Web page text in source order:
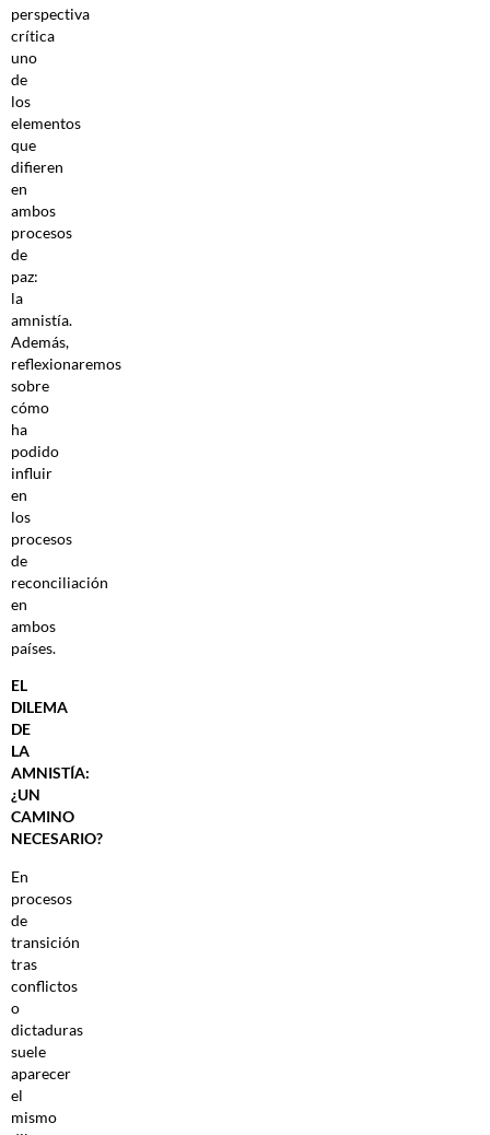
perspectiva
crítica
uno
de
los
elementos
que
difieren
en
ambos
procesos
de
paz:
la
amnistía.
Además,
reflexionaremos
sobre
cómo
ha
podido
influir
en
los
procesos
de
reconciliación
en
ambos
países.
EL
DILEMA
DE
LA
AMNISTÍA:
¿UN
CAMINO
NECESARIO?
En
procesos
de
transición
tras
conflictos
o
dictaduras
suele
aparecer
el
mismo